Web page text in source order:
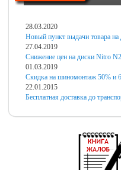
28.03.2020
Новый пункт выдачи товара
27.04.2019
Снижение цен на диски Nitro
01.03.2019
Скидка на шиномонтаж 50% и
22.01.2015
Бесплатная доставка до